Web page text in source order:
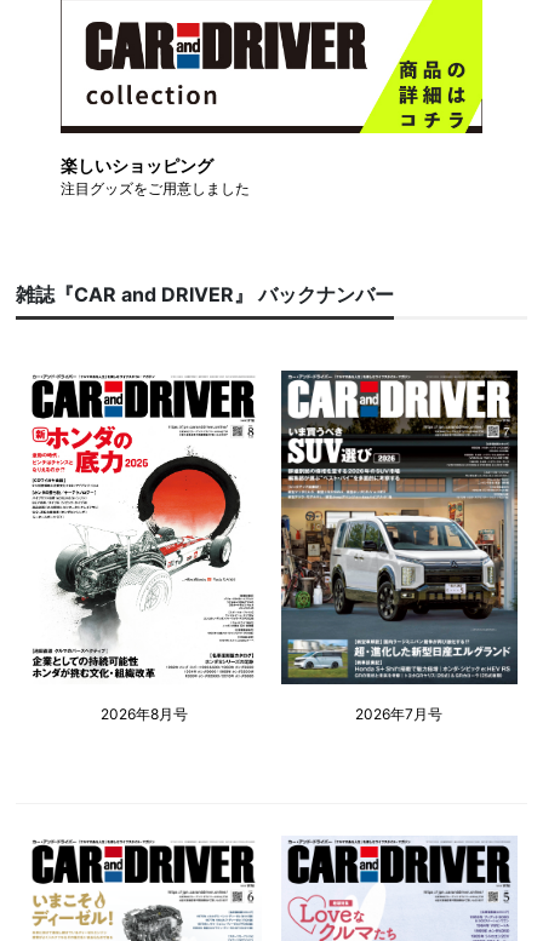
楽しいショッピング
注目グッズをご用意しました
雑誌『CAR and DRIVER』 バックナンバー
2026年8月号 2026年7月号